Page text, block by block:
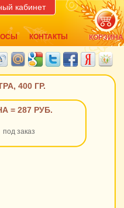
кабинет
КОНТАКТЫ КОРЗИНА
400 ГР.
= 287 РУБ.
под заказ